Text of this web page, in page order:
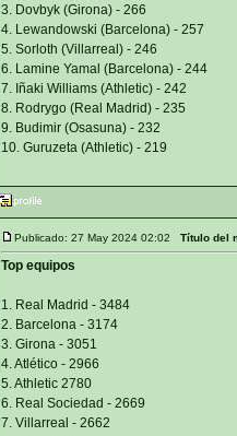
3. Dovbyk (Girona) - 266
4. Lewandowski (Barcelona) - 257
5. Sorloth (Villarreal) - 246
6. Lamine Yamal (Barcelona) - 244
7. Iñaki Williams (Athletic) - 242
8. Rodrygo (Real Madrid) - 235
9. Budimir (Osasuna) - 232
10. Guruzeta (Athletic) - 219
Publicado: 27 May 2024 02:02 Título del
Top equipos
1. Real Madrid - 3484
2. Barcelona - 3174
3. Girona - 3051
4. Atlético - 2966
5. Athletic 2780
6. Real Sociedad - 2669
7. Villarreal - 2662